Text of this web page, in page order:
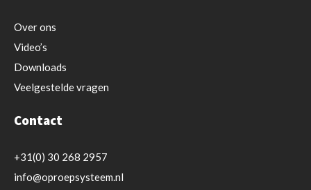
Over ons
Video’s
Downloads
Veelgestelde vragen
Contact
+31(0) 30 268 2957
info@oproepsysteem.nl